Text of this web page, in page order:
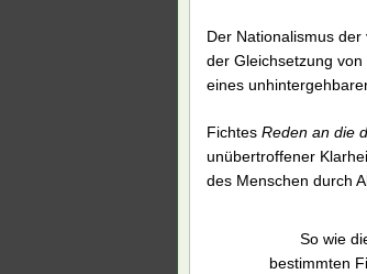
Der Nationalismus
der Gleichsetzung
eines
Fichtes Reden an die
unübertroffener
des Menschen durch
So wie
bestimmten